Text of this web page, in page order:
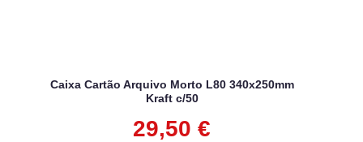
Caixa Cartão Arquivo Morto L80 340x250mm
Kraft c/50
29,50 €